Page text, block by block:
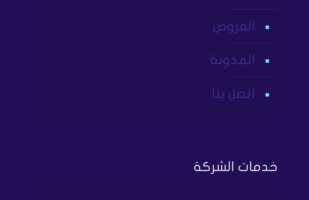
العروض
المدونة
اتصل بنا
خدمات الشركة